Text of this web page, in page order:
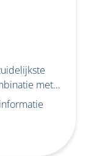
met…